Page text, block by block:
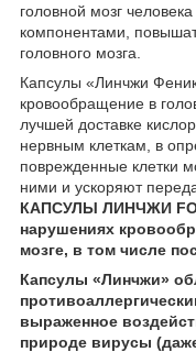
головной мозг
компонентами,
головного мозга.
Капсулы «Линчжи
кровообращение в
лучшей доставке
нервным клеткам, в
поврежденные клетки
ними и ускоряют
КАПСУЛЫ ЛИНЧЖИ
нарушениях
мозге, в том числе
Капсулы «Линчжи»
выраженное
природе вирусы